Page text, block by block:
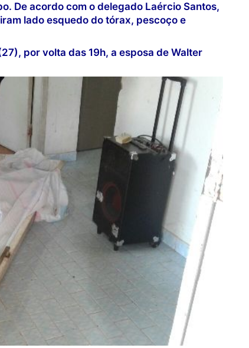
De acordo com o delegado Laércio Santos,
lado esquedo do tórax, pescoço e
por volta das 19h, a esposa de Walter